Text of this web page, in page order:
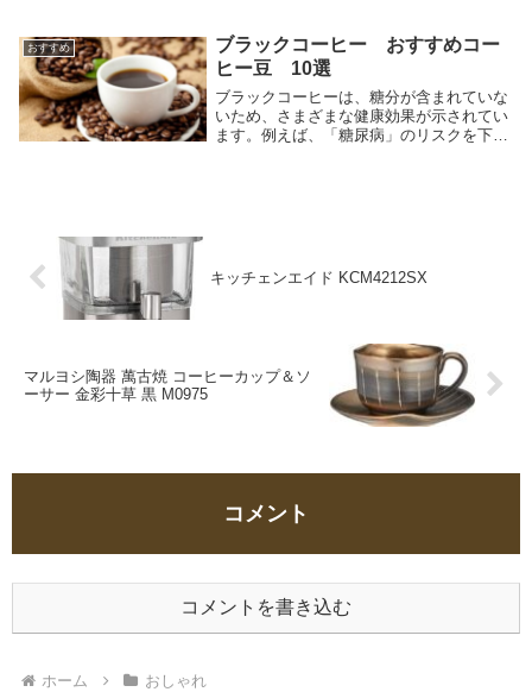
だわりのノズル形状で、お湯のコントロー
ルがしやすく、より美味しいコーヒーを淹
れることができます。
おすすめ
ブラックコーヒー おすすめコー
ヒー豆 10選
ブラックコーヒーは、糖分が含まれていな
いため、さまざまな健康効果が示されてい
ます。例えば、「糖尿病」のリスクを下げ
キッチェンエイド KCM4212SX
マルヨシ陶器 萬古焼 コーヒーカップ＆ソ
ーサー 金彩十草 黒 M0975
コメント
コメントを書き込む
ホーム おしゃれ